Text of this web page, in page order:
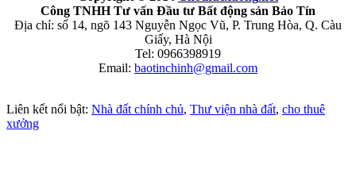
Công TNHH Tư vấn Đầu tư Bất động sản Bảo Tín
Địa chỉ: số 14, ngõ 143 Nguyễn Ngọc Vũ, P. Trung Hòa, Q. Càu
Giấy, Hà Nội
Tel: 0966398919
Email: baotinchinh@gmail.com
Liên kết nổi bật: Nhà đất chính chủ, Thư viện nhà đất, cho thuê
xưởng